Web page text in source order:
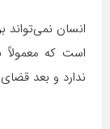
انسان نمى‌تواند
است که معمولاً
ندارد و بعد